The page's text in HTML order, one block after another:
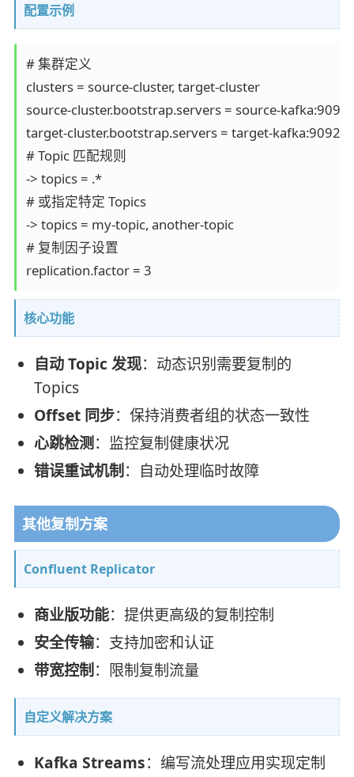
配置示例
# 集群定义
clusters = source-cluster, target-cluster
source-cluster.bootstrap.servers = source-kafka:9092
target-cluster.bootstrap.servers = target-kafka:9092
# Topic 匹配规则
-> topics = .*
# 或指定特定 Topics
-> topics = my-topic, another-topic
# 复制因子设置
replication.factor = 3
核心功能
自动 Topic 发现：动态识别需要复制的
Topics
Offset 同步：保持消费者组的状态一致性
心跳检测：监控复制健康状况
错误重试机制：自动处理临时故障
其他复制方案
Confluent Replicator
商业版功能：提供更高级的复制控制
安全传输：支持加密和认证
带宽控制：限制复制流量
自定义解决方案
Kafka Streams：编写流处理应用实现定制